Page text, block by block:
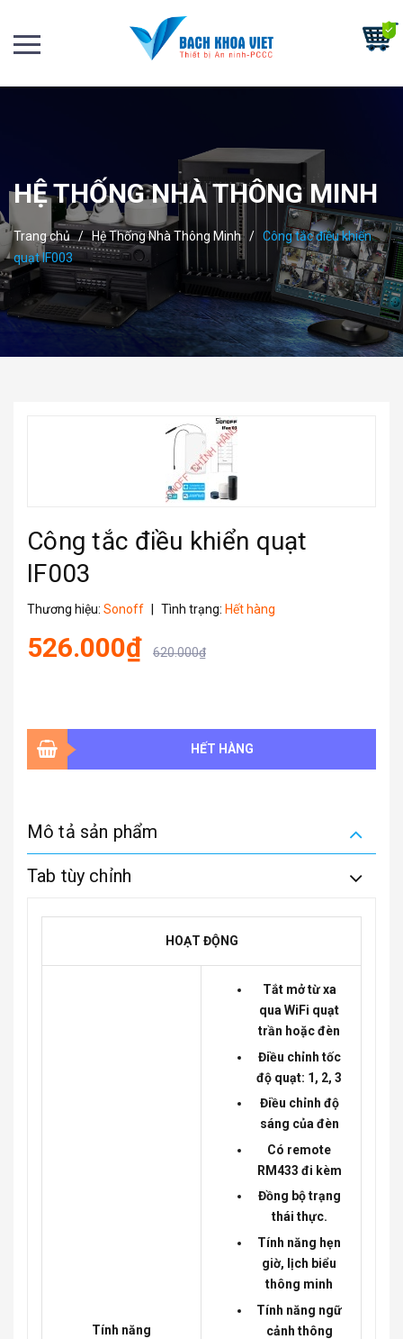
HỆ THỐNG NHÀ THÔNG MINH
Trang chủ / Hệ Thống Nhà Thông Minh / Công tắc điều khiển
quạt IF003
Công tắc điều khiển quạt
IF003
Thương hiệu: Sonoff Tình trạng: Hết hàng
526.000₫ 620.000₫
HẾT HÀNG
Mô tả sản phẩm
Tab tùy chỉnh
HOẠT ĐỘNG
Tính năng
Tắt mở từ xa
qua WiFi quạt
trần hoặc đèn
Điều chỉnh tốc
độ quạt: 1, 2, 3
Điều chỉnh độ
sáng của đèn
Có remote
RM433 đi kèm
Đồng bộ trạng
thái thực.
Tính năng hẹn
giờ, lịch biểu
thông minh
Tính năng ngữ
cảnh thông